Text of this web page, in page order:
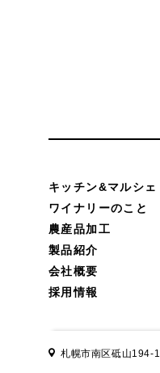
札幌市南区砥山194-1
キッチン&マルシェ
ワイナリーのこと
農産品加工
製品紹介
会社概要
採用情報